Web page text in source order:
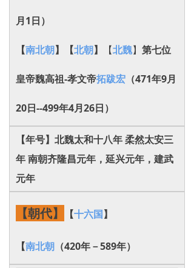
月1日）
【南北朝】【北朝】 【北魏】 第七位
皇帝魏高祖-孝文帝拓跋宏 （471年9月
20日--499年4月26日）
【年号】北魏太和十八年 柔然太安三
年 南朝齐隆昌元年，延兴元年，建武
元年
【朝代】 【十六国】
【南北朝 （420年－589年）